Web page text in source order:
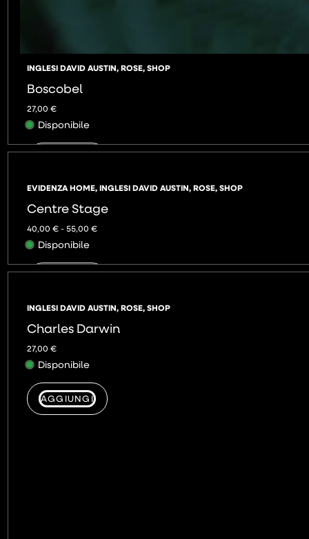
INGLESI DAVID AUSTIN,ROSE,SHOP
Boscobel
27,00 €
Disponibile
EVIDENZA HOME,INGLESI DAVID AUSTIN,ROSE,SHOP
Centre Stage
40,00 € - 55,00 €
Disponibile
INGLESI DAVID AUSTIN,ROSE,SHOP
Charles Darwin
27,00 €
Disponibile
AGGIUNGI